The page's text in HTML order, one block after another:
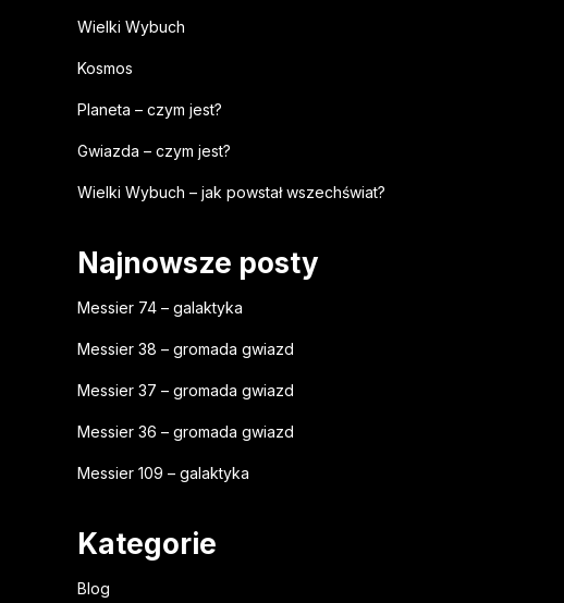
Wielki Wybuch
Kosmos
Planeta – czym jest?
Gwiazda – czym jest?
Wielki Wybuch – jak powstał wszechświat?
Najnowsze posty
Messier 74 – galaktyka
Messier 38 – gromada gwiazd
Messier 37 – gromada gwiazd
Messier 36 – gromada gwiazd
Messier 109 – galaktyka
Kategorie
Blog